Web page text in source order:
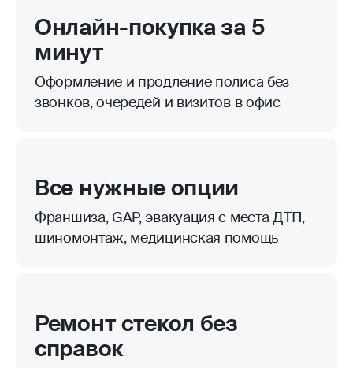
Онлайн-покупка за 5
минут
Оформление и продление полиса без
звонков, очередей и визитов в офис
Все нужные опции
Франшиза, GAP, эвакуация с места ДТП,
шиномонтаж, медицинская помощь
Ремонт стекол без
справок